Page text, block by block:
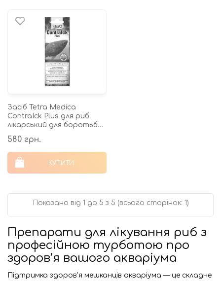
Засіб Tetra Medica
ContraIck Plus для риб
лікарський для боротьби
з шкірними паразитами
20 мл на 600 л
580 грн.
КУПИТИ
Показано від 1 до 5 з 5 (всього сторінок: 1)
Препарати для лікування риб з
професійною турботою про
здоров’я вашого акваріума
Підтримка здоров'я мешканців акваріума — це складне